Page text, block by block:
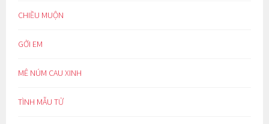
CHIỀU MUỘN
GỞI EM
MÊ NÚM CAU XINH
TÌNH MẪU TỬ